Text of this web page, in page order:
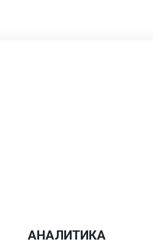
АНАЛИТИКА